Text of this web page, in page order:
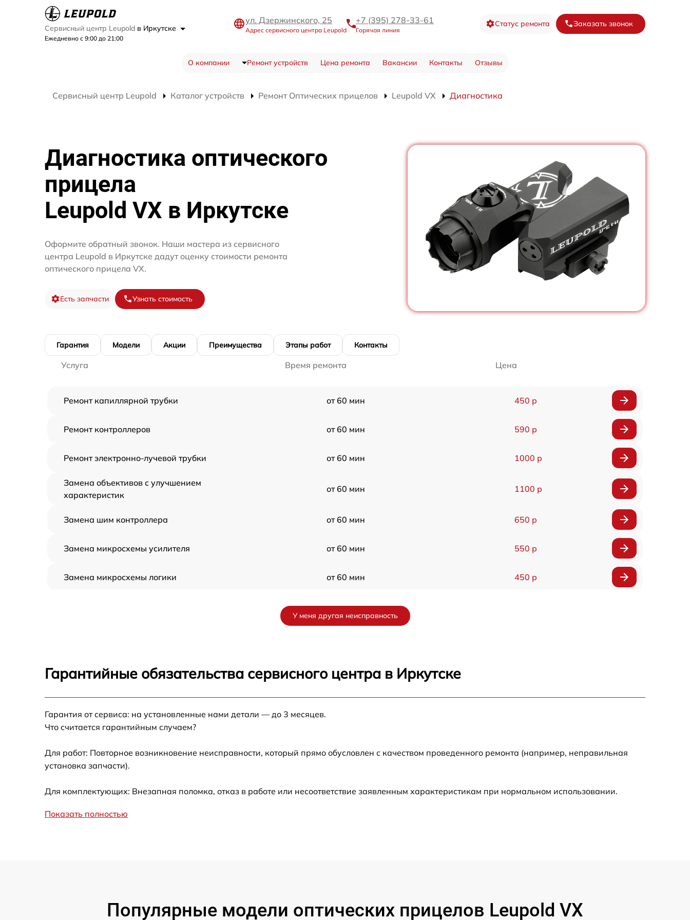
Сервисный центр Leupold в Иркутске
Ежедневно с 9:00 до 21:00
ул. Дзержинского, 25
Адрес сервисного центра Leupold
+7 (395) 278-33-61
Горячая линия
Статус ремонта Заказать звонок
О компании Ремонт устройств Цена ремонта Вакансии Контакты Отзывы
Сервисный центр Leupold Каталог устройств Ремонт Оптических прицелов Leupold VX Диагностика
Диагностика оптического
прицела
Leupold VX в Иркутске
Оформите обратный звонок. Наши мастера из сервисного
центра Leupold в Иркутске дадут оценку стоимости ремонта
оптического прицела VX.
Есть запчасти Узнать стоимость
Гарантия Модели Акции Преимущества Этапы работ Контакты
Услуга Время ремонта Цена
Ремонт капиллярной трубки от 60 мин 450 р
Ремонт контроллеров от 60 мин 590 р
Ремонт электронно-лучевой трубки от 60 мин 1000 р
Замена объективов с улучшением
характеристик
от 60 мин 1100 р
Замена шим контроллера от 60 мин 650 р
Замена микросхемы усилителя от 60 мин 550 р
Замена микросхемы логики от 60 мин 450 р
от 60 мин
Калибровка и настройка тепловизора
Ремонт датчика синхроимпульсов от 60 мин 1550 р
Ремонт оптики
Восстановление питания от 60 мин 650 р
Замена корпуса
У меня другая неисправность
Гарантийные обязательства сервисного центра в Иркутске
Гарантия от сервиса: на установленные нами детали — до 3 месяцев.
Что считается гарантийным случаем?
Для работ: Повторное возникновение неисправности, который прямо обусловлен с качеством проведенного ремонта (например, неправильная
установка запчасти).
Для комплектующих: Внезапная поломка, отказ в работе или несоответствие заявленным характеристикам при нормальном использовании.
Показать полностью
Популярные модели оптических прицелов Leupold VX